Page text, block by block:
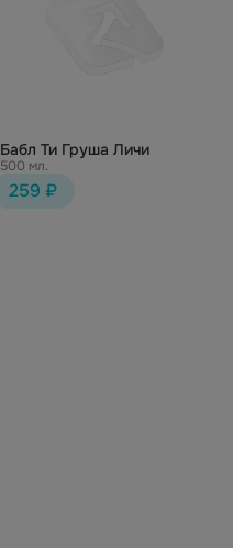
Бабл Ти Груша Личи
500 мл.
259 ₽